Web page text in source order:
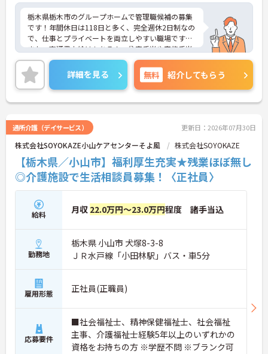
栃木県栃木市のグループホームで管理職候補の募集
です！年間休日は118日と多く、完全週休2日制なの
で、仕事とプライベートを両立しやすい職場です◎
また、交通費支給はもちろん、住宅手当や家族手当
など各種手当も充実しており、昇給や4.60ヵ月分の
賞与実績もあるので、待遇面もばっちりです♪ご興
味のある方は面接ポイントをお伝えしますので、お
気軽にご連絡ください！
詳細を見る 無料 紹介してもらう
通所介護（デイサービス） 更新日：2026年07月30日
株式会社SOYOKAZE小山ケアセンターそよ風 株式会社SOYOKAZE
【栃木県／小山市】福利厚生充実★残業ほぼ無し
◎介護施設で生活相談員募集！〈正社員〉
給料 月収 22.0万円～23.0万円程度 諸手当込
勤務地
栃木県 小山市 犬塚8-3-8
ＪＲ水戸線「小田林駅」バス・車5分
雇用形態 正社員(正職員)
応募要件
■社会福祉士、精神保健福祉士、社会福祉
主事、介護福祉士経験5年以上のいずれかの
資格をお持ちの方 ※学歴不問 ※ブランク可